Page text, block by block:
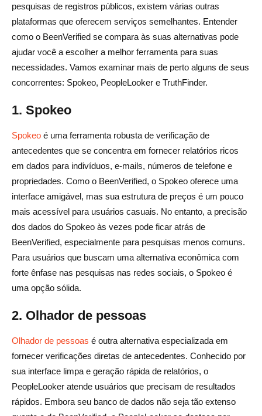
pesquisas de registros públicos, existem várias outras
plataformas que oferecem serviços semelhantes. Entender
como o BeenVerified se compara às suas alternativas pode
ajudar você a escolher a melhor ferramenta para suas
necessidades. Vamos examinar mais de perto alguns de seus
concorrentes: Spokeo, PeopleLooker e TruthFinder.
1. Spokeo
Spokeo é uma ferramenta robusta de verificação de
antecedentes que se concentra em fornecer relatórios ricos
em dados para indivíduos, e-mails, números de telefone e
propriedades. Como o BeenVerified, o Spokeo oferece uma
interface amigável, mas sua estrutura de preços é um pouco
mais acessível para usuários casuais. No entanto, a precisão
dos dados do Spokeo às vezes pode ficar atrás de
BeenVerified, especialmente para pesquisas menos comuns.
Para usuários que buscam uma alternativa econômica com
forte ênfase nas pesquisas nas redes sociais, o Spokeo é
uma opção sólida.
2. Olhador de pessoas
Olhador de pessoas é outra alternativa especializada em
fornecer verificações diretas de antecedentes. Conhecido por
sua interface limpa e geração rápida de relatórios, o
PeopleLooker atende usuários que precisam de resultados
rápidos. Embora seu banco de dados não seja tão extenso